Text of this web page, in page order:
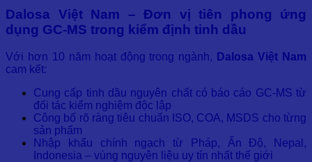
Dalosa Việt Nam – Đơn vị tiên phong ứng
dụng GC-MS trong kiểm định tinh dầu
Với hơn 10 năm hoạt động trong ngành, Dalosa Việt Nam
cam kết:
Cung cấp tinh dầu nguyên chất có báo cáo GC-MS từ
đối tác kiểm nghiệm độc lập
Công bố rõ ràng tiêu chuẩn ISO, COA, MSDS cho từng
sản phẩm
Nhập khẩu chính ngạch từ Pháp, Ấn Độ, Nepal,
Indonesia – vùng nguyên liệu uy tín nhất thế giới